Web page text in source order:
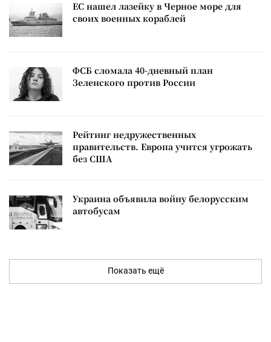
ЕС нашел лазейку в Черное море для
своих военных кораблей
ФСБ сломала 40-дневный план
Зеленского против России
Рейтинг недружественных
правительств. Европа учится угрожать
без США
Украина объявила войну белорусским
автобусам
Показать ещё